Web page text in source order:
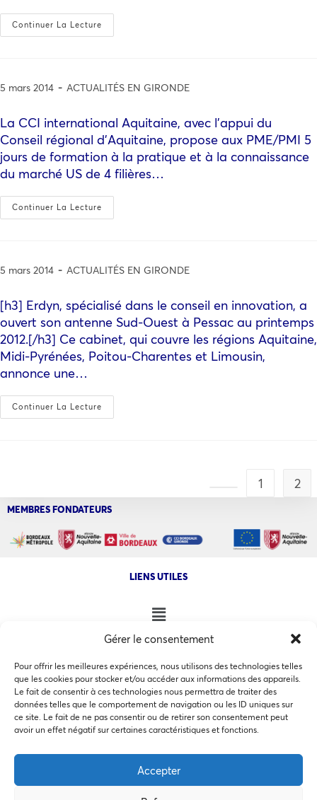
Gérer le consentement
Pour offrir les meilleures expériences, nous utilisons des technologies telles
que les cookies pour stocker et/ou accéder aux informations des appareils.
Le fait de consentir à ces technologies nous permettra de traiter des
données telles que le comportement de navigation ou les ID uniques sur
ce site. Le fait de ne pas consentir ou de retirer son consentement peut
avoir un effet négatif sur certaines caractéristiques et fonctions.
Accepter
Ce site utilise des cookies pour les statistiques et pour
politique de confidentialité
Continuer La Lecture
5 mars 2014 ACTUALITÉS EN GIRONDE
La CCI international Aquitaine, avec l’appui du
Conseil régional d’Aquitaine, propose aux PME/PMI 5
jours de formation à la pratique et à la connaissance
du marché US de 4 filières…
Continuer La Lecture
5 mars 2014 ACTUALITÉS EN GIRONDE
[h3] Erdyn, spécialisé dans le conseil en innovation, a
ouvert son antenne Sud-Ouest à Pessac au printemps
2012.[/h3] Ce cabinet, qui couvre les régions Aquitaine,
Midi-Pyrénées, Poitou-Charentes et Limousin,
annonce une…
Continuer La Lecture
1 2
MEMBRES FONDATEURS
LIENS UTILES
NOS AUTRES SITES
COPYRIGHT @ 2026 - INVEST IN BORDEAUX - 32 Allées d'Orléans